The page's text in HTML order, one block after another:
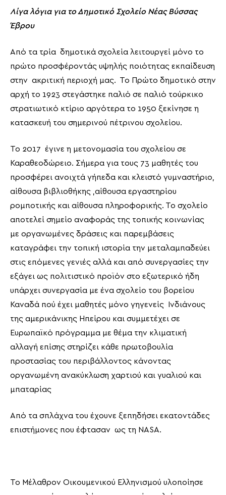
Λίγα λόγια για το Δημοτικό Σχολείο Νέας Βύσσας
Έβρου
Από τα τρία δημοτικά σχολεία λειτουργεί μόνο το
πρώτο προσφέροντάς υψηλής ποιότητας εκπαίδευση
στην ακριτική περιοχή μας. Το Πρώτο δημοτικό στην
αρχή το 1923 στεγάστηκε παλιό σε παλιό τούρκικο
στρατιωτικό κτίριο αργότερα το 1950 ξεκίνησε η
κατασκευή του σημερινού πέτρινου σχολείου.
Το 2017 έγινε η μετονομασία του σχολείου σε
Καραθεοδώρειο. Σήμερα για τους 73 μαθητές του
προσφέρει ανοιχτά γήπεδα και κλειστό γυμναστήριο,
αίθουσα βιβλιοθήκης ,αίθουσα εργαστηρίου
ρομποτικής και αίθουσα πληροφορικής. Το σχολείο
αποτελεί σημείο αναφοράς της τοπικής κοινωνίας
με οργανωμένες δράσεις και παρεμβάσεις
καταγράφει την τοπική ιστορία την μεταλαμπαδεύει
στις επόμενες γενιές αλλά και από συνεργασίες την
εξάγει ως πολιτιστικό προϊόν στο εξωτερικό ήδη
υπάρχει συνεργασία με ένα σχολείο του βορείου
Καναδά πού έχει μαθητές μόνο γηγενείς Ινδιάνους
της αμερικάνικης Ηπείρου και συμμετέχει σε
Ευρωπαϊκό πρόγραμμα με θέμα την κλιματική
αλλαγή επίσης στηρίζει κάθε πρωτοβουλία
προστασίας του περιβάλλοντος κάνοντας
οργανωμένη ανακύκλωση χαρτιού και γυαλιού και
μπαταρίας
Από τα σπλάχνα του έχουνε ξεπηδήσει εκατοντάδες
επιστήμονες που έφτασαν ως τη NASA.
Το Μέλαθρον Οικουμενικού Ελληνισμού υλοποίησε